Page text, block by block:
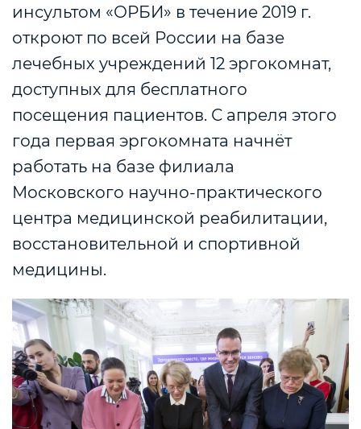
инсультом «ОРБИ» в течение 2019 г.
откроют по всей России на базе
лечебных учреждений 12 эргокомнат,
доступных для бесплатного
посещения пациентов. С апреля этого
года первая эргокомната начнёт
работать на базе филиала
Московского научно-практического
центра медицинской реабилитации,
восстановительной и спортивной
медицины.